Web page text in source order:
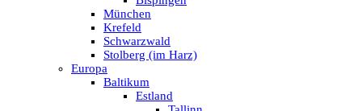
München
Krefeld
Schwarzwald
Stolberg (im Harz)
Europa
Baltikum
Estland